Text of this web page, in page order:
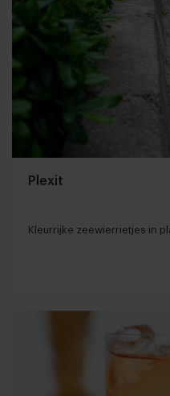
Plexit
Kleurrijke zeewierrietjes in